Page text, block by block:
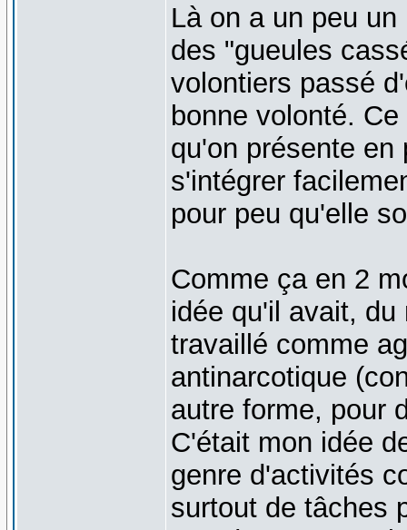
Là on a un peu
des "gueules
volontiers passé
bonne volonté.
qu'on présente
s'intégrer
pour peu qu'elle
Comme ça en 2
idée qu'il avait,
travaillé comme
antinarcotique
autre forme, pour
C'était mon idée
genre d'activités
surtout de tâches